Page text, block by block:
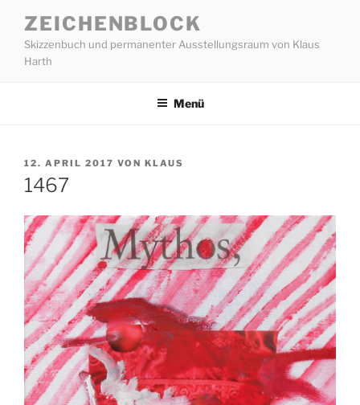
Inhalt
springen
ZEICHENBLOCK
Skizzenbuch und permanenter Ausstellungsraum von Klaus
Harth
Menü
VERÖFFENTLICHT
AM
12. APRIL 2017 VON KLAUS
1467